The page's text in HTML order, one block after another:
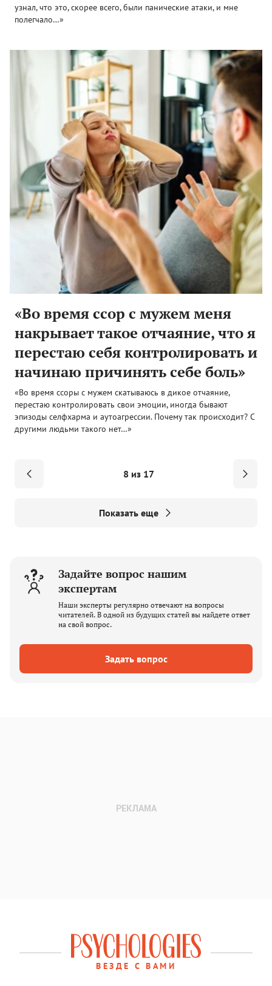
узнал, что это, скорее всего, были панические атаки, и мне
полегчало…»
«Во время ссор с мужем меня
накрывает такое отчаяние, что я
перестаю себя контролировать и
начинаю причинять себе боль»
«Во время ссоры с мужем скатываюсь в дикое отчаяние,
перестаю контролировать свои эмоции, иногда бывают
эпизоды селфхарма и аутоагрессии. Почему так происходит? С
другими людьми такого нет…»
8 из 17
Показать еще
Задайте вопрос нашим
экспертам
Наши эксперты регулярно отвечают на вопросы
читателей. В одной из будущих статей вы найдете ответ
на свой вопрос.
Задать вопрос
ВЕЗДЕ С ВАМИ